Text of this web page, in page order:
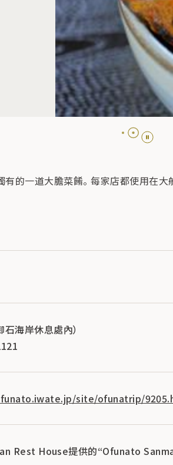
的一道大膽菜餚。 每家店都使用在
海岸休息處內）
site/ofunatrip/
Rest House提供的“Ofunato